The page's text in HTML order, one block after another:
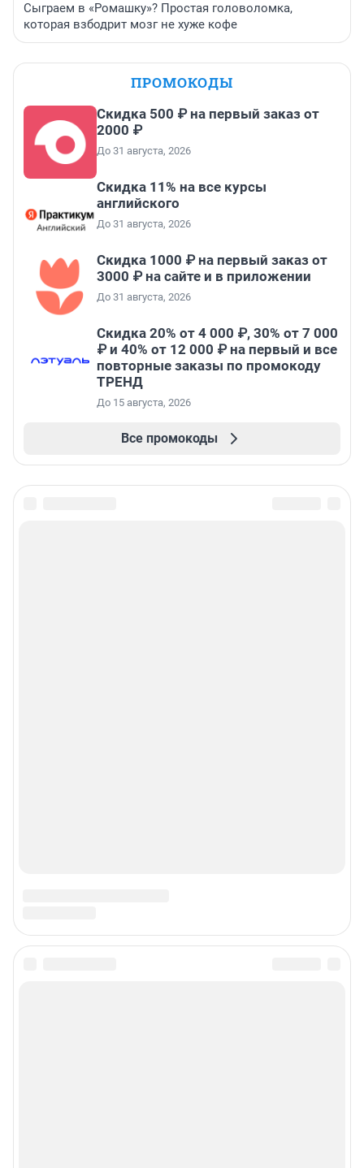
Сыграем в «Ромашку»? Простая головоломка,
которая взбодрит мозг не хуже кофе
ПРОМОКОДЫ
Скидка 500 ₽ на первый заказ от
2000 ₽
До 31 августа, 2026
Скидка 11% на все курсы
английского
До 31 августа, 2026
Скидка 1000 ₽ на первый заказ от
3000 ₽ на сайте и в приложении
До 31 августа, 2026
Скидка 20% от 4 000 ₽, 30% от 7 000
₽ и 40% от 12 000 ₽ на первый и все
повторные заказы по промокоду
ТРЕНД
До 15 августа, 2026
Все промокоды